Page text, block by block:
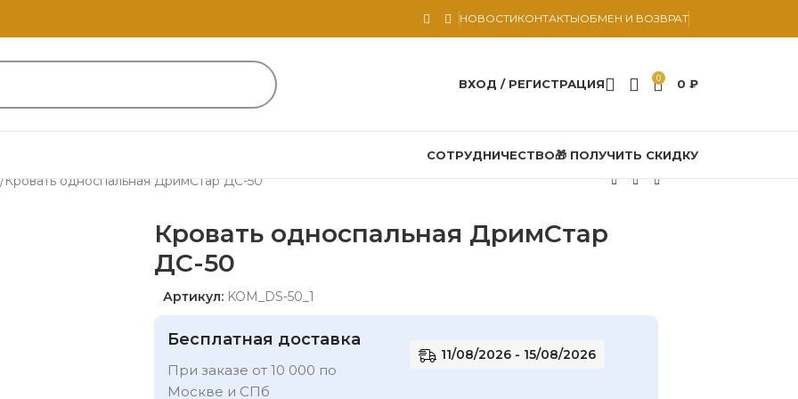
НОВОСТИКОНТАКТЫОБМЕН И ВОЗВРАТ
ВХОД / РЕГИСТРАЦИЯ 0 0 ₽
СОТРУДНИЧЕСТВО🎁 ПОЛУЧИТЬ СКИДКУ
Кровать односпальная ДримСтар ДС-50
Кровать односпальная ДримСтар
ДС-50
Артикул: KOM_DS-50_1
Бесплатная доставка
При заказе от 10 000 по
Москве и СПб
11/08/2026 - 15/08/2026